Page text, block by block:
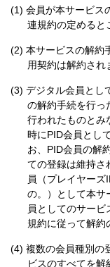
会員が本サービス
連規約の定めると
本サービスの解約
用契約は解約され
デジタル会員とし
の解約手続を行っ
行われたものとみ
時にPID会員とし
お、PID会員の解
ての登録は維持さ
員（プレイヤーズ
の。）として本サ
員としてのサー
規約に従って解約
複数の会員種別の
ビスのすべてを